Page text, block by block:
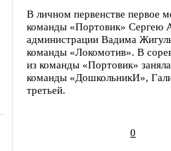
В личном первенстве первое
команды «Портовик» Сергею
администрации Вадима
команды «Локомотив». В
из команды «Портовик»
команды «ДошкольникИ»,
третьей.
0